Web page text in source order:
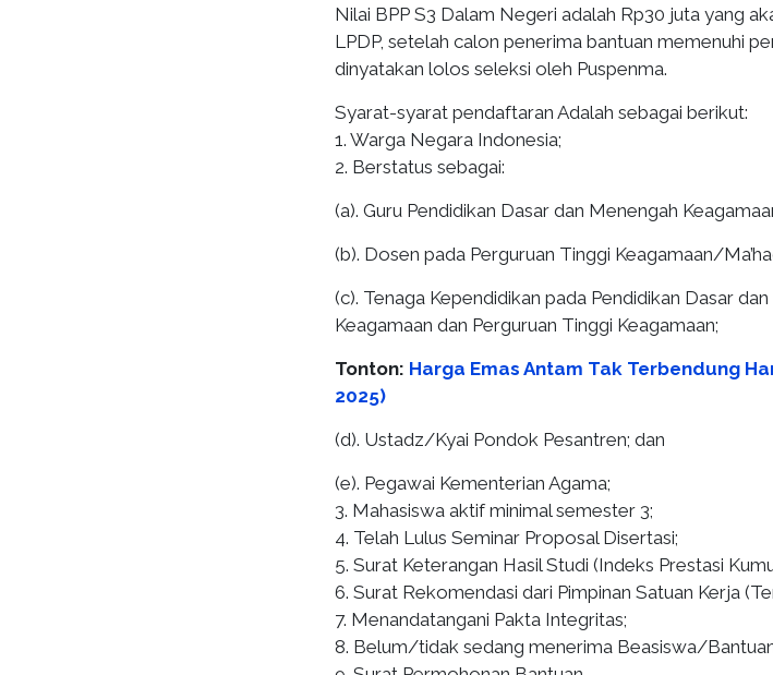
Nilai BPP S3 Dalam Negeri adalah Rp30 juta yang
LPDP, setelah calon penerima bantuan memenuhi
dinyatakan lolos seleksi oleh Puspenma.
Syarat-syarat pendaftaran Adalah sebagai berikut:
1. Warga Negara Indonesia;
2. Berstatus sebagai:
(a). Guru Pendidikan Dasar dan Menengah
(b). Dosen pada Perguruan Tinggi Keagamaan/
(c). Tenaga Kependidikan pada Pendidikan Dasar
Keagamaan dan Perguruan Tinggi Keagamaan;
Tonton: Harga Emas Antam Tak Terbendung
2025)
(d). Ustadz/Kyai Pondok Pesantren; dan
(e). Pegawai Kementerian Agama;
3. Mahasiswa aktif minimal semester 3;
4. Telah Lulus Seminar Proposal Disertasi;
5. Surat Keterangan Hasil Studi (Indeks Prestasi
6. Surat Rekomendasi dari Pimpinan Satuan Kerja
7. Menandatangani Pakta Integritas;
8. Belum/tidak sedang menerima Beasiswa/